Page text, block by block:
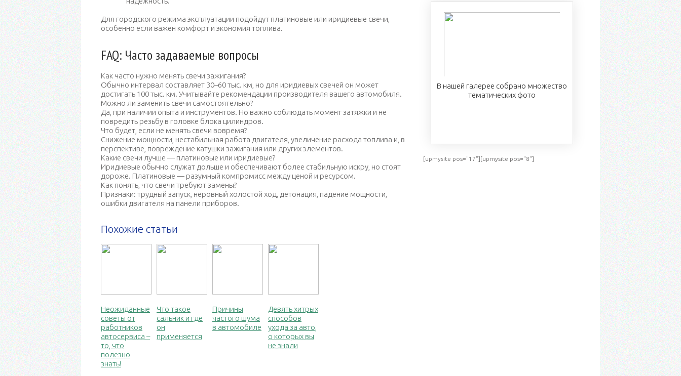
Для городского режима эксплуатации подойдут платиновые или иридиевые свечи,
особенно если важен комфорт и экономия топлива.
FAQ: Часто задаваемые вопросы
Как часто нужно менять свечи зажигания?
Обычно интервал составляет 30–60 тыс. км, но для иридиевых свечей он может
достигать 100 тыс. км. Учитывайте рекомендации производителя вашего автомобиля.
Можно ли заменить свечи самостоятельно?
Да, при наличии опыта и инструментов. Но важно соблюдать момент затяжки и не
повредить резьбу в головке блока цилиндров.
Что будет, если не менять свечи вовремя?
Снижение мощности, нестабильная работа двигателя, увеличение расхода топлива и, в
перспективе, повреждение катушки зажигания или других элементов.
Какие свечи лучше — платиновые или иридиевые?
Иридиевые обычно служат дольше и обеспечивают более стабильную искру, но стоят
дороже. Платиновые — разумный компромисс между ценой и ресурсом.
Как понять, что свечи требуют замены?
Признаки: трудный запуск, неровный холостой ход, детонация, падение мощности,
ошибки двигателя на панели приборов.
Похожие статьи
Неожиданные
советы от
работников
автосервиса –
то, что
полезно
знать!
Что такое
сальник и где
он
применяется
Причины
частого шума
в автомобиле
Девять хитрых
способов
ухода за авто,
о которых вы
не знали
В нашей галерее собрано множество
тематических фото
[upmysite pos="17"][upmysite pos="8"]